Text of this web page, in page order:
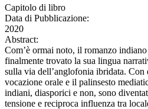
Capitolo di libro
Data di Pubblicazione:
2020
Abstract:
Com’è ormai noto, il romanzo
finalmente trovato la sua lingua
sulla via dell’anglofonia ibridata. Con
vocazione orale e il palinsesto
indiani, diasporici e non, sono
tensione e reciproca influenza tra